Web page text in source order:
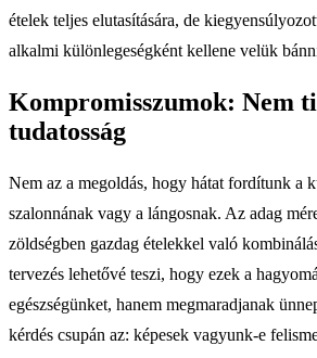
ételek teljes elutasítására, de
alkalmi különlegeségként kellene velük
Kompromisszumok: Nem
tudatosság
Nem az a megoldás, hogy hátat fordítunk a
szalonnának vagy a lángosnak. Az adag
zöldségben gazdag ételekkel való
tervezés lehetővé teszi, hogy ezek a
egészségünket, hanem megmaradjanak
kérdés csupán az: képesek vagyunk-e